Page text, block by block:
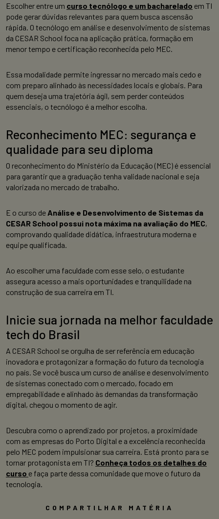
Escolher entre um curso tecnólogo e um bacharelado em TI
pode gerar dúvidas relevantes para quem busca ascensão
rápida. O tecnólogo em análise e desenvolvimento de sistemas
da CESAR School foca na aplicação prática, formação em
menor tempo e certificação reconhecida pelo MEC.
Essa modalidade permite ingressar no mercado mais cedo e
com preparo alinhado às necessidades locais e globais. Para
quem deseja uma trajetória ágil, sem perder conteúdos
essenciais, o tecnólogo é a melhor escolha.
Reconhecimento MEC: segurança e
qualidade para seu diploma
O reconhecimento do Ministério da Educação (MEC) é essencial
para garantir que a graduação tenha validade nacional e seja
valorizada no mercado de trabalho.
E o curso de Análise e Desenvolvimento de Sistemas da
CESAR School possui nota máxima na avaliação do MEC,
comprovando qualidade didática, infraestrutura moderna e
equipe qualificada.
Ao escolher uma faculdade com esse selo, o estudante
assegura acesso a mais oportunidades e tranquilidade na
construção de sua carreira em TI.
Inicie sua jornada na melhor faculdade
tech do Brasil
A CESAR School se orgulha de ser referência em educação
inovadora e protagonizar a formação do futuro da tecnologia
no país. Se você busca um curso de análise e desenvolvimento
de sistemas conectado com o mercado, focado em
empregabilidade e alinhado às demandas da transformação
digital, chegou o momento de agir.
Descubra como o aprendizado por projetos, a proximidade
com as empresas do Porto Digital e a excelência reconhecida
pelo MEC podem impulsionar sua carreira. Está pronto para se
tornar protagonista em TI? Conheça todos os detalhes do
curso e faça parte dessa comunidade que move o futuro da
tecnologia.
COMPARTILHAR MATÉRIA